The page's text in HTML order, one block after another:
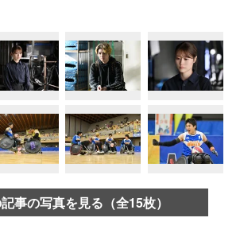
事の写真を見る（全15枚）